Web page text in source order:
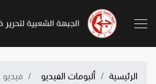
الرئيسية ألبومات الفيديو فيديو